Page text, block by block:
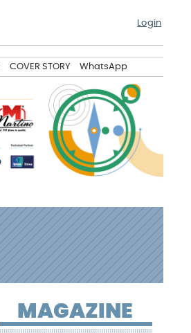
Login
COVER STORY WhatsApp
MAGAZINE